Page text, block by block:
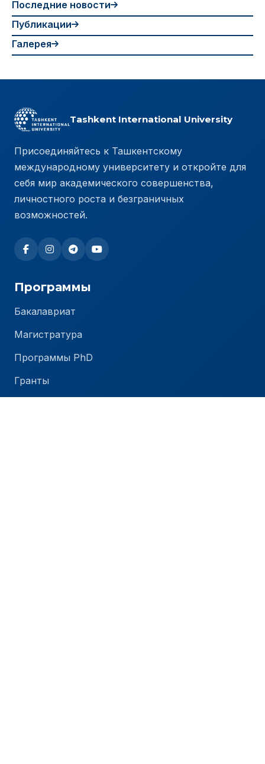
Последние новости
Публикации
Галерея
Tashkent International University
Присоединяйтесь к Ташкентскому
международному университету и откройте для
себя мир академического совершенства,
личностного роста и безграничных
возможностей.
Программы
Бакалавриат
Магистратура
Программы PhD
Гранты